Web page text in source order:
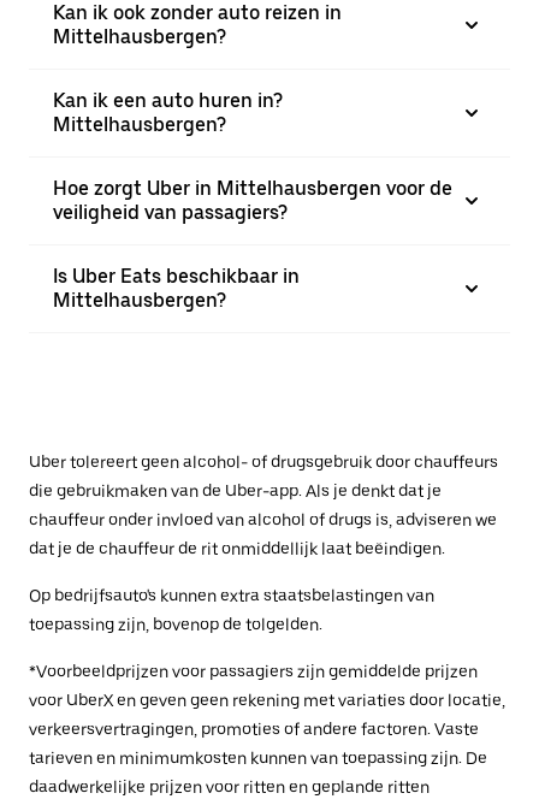
Kan ik ook zonder auto reizen in
Mittelhausbergen?
Kan ik een auto huren in?
Mittelhausbergen?
Hoe zorgt Uber in Mittelhausbergen voor de
veiligheid van passagiers?
Is Uber Eats beschikbaar in
Mittelhausbergen?
Uber tolereert geen alcohol- of drugsgebruik door chauffeurs
die gebruikmaken van de Uber-app. Als je denkt dat je
chauffeur onder invloed van alcohol of drugs is, adviseren we
dat je de chauffeur de rit onmiddellijk laat beëindigen.
Op bedrijfsauto's kunnen extra staatsbelastingen van
toepassing zijn, bovenop de tolgelden.
*Voorbeeldprijzen voor passagiers zijn gemiddelde prijzen
voor UberX en geven geen rekening met variaties door locatie,
verkeersvertragingen, promoties of andere factoren. Vaste
tarieven en minimumkosten kunnen van toepassing zijn. De
daadwerkelijke prijzen voor ritten en geplande ritten